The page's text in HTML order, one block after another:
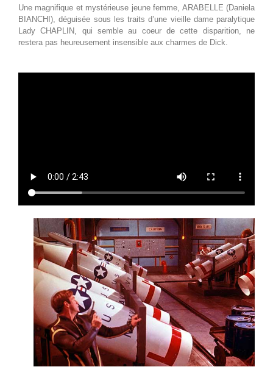
Une magnifique et mystérieuse jeune femme, ARABELLE (Daniela
BIANCHI), déguisée sous les traits d’une vieille dame paralytique
Lady CHAPLIN, qui semble au coeur de cette disparition, ne
restera pas heureusement insensible aux charmes de Dick.